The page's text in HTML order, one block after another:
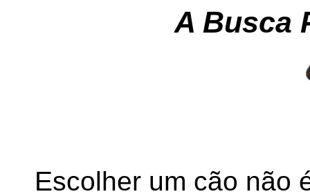
A Busca
Escolher um cão não